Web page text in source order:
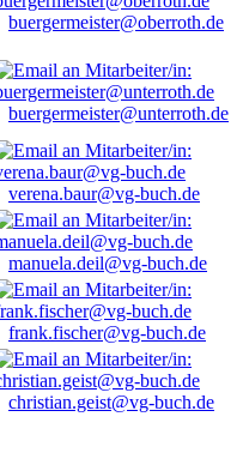
buergermeister@oberroth.de
buergermeister@unterroth.de
verena.baur@vg-buch.de
manuela.deil@vg-buch.de
frank.fischer@vg-buch.de
christian.geist@vg-buch.de